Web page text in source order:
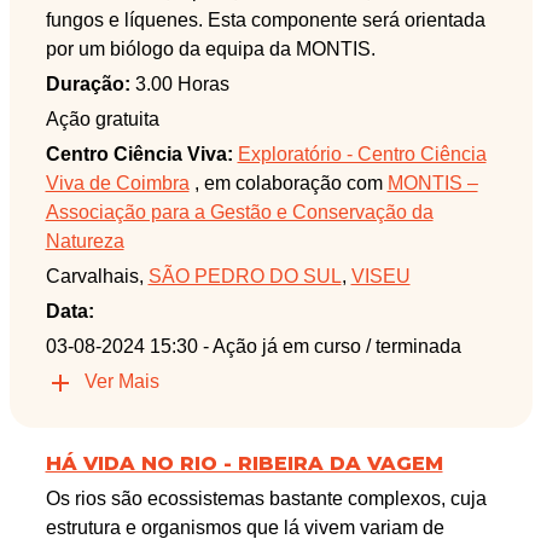
fungos e líquenes. Esta componente será orientada
por um biólogo da equipa da MONTIS.
Duração: 3.00 Horas
Ação gratuita
Centro Ciência Viva: Exploratório - Centro Ciência
Viva de Coimbra , em colaboração com MONTIS –
Associação para a Gestão e Conservação da
Natureza
Carvalhais, SÃO PEDRO DO SUL, VISEU
Data:
03-08-2024 15:30 - Ação já em curso / terminada
Ver Mais
HÁ VIDA NO RIO - RIBEIRA DA VAGEM
Os rios são ecossistemas bastante complexos, cuja
estrutura e organismos que lá vivem variam de